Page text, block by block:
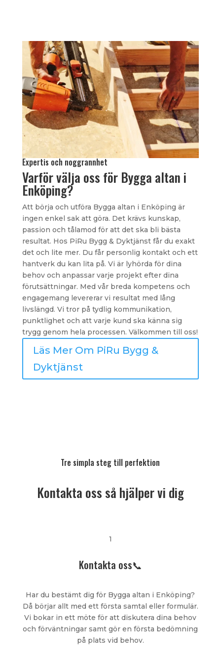
Expertis och noggrannhet
Varför välja oss för Bygga altan i
Enköping?
Att börja och utföra Bygga altan i Enköping är
ingen enkel sak att göra. Det krävs kunskap,
passion och tålamod för att det ska bli bästa
resultat. Hos PiRu Bygg & Dyktjänst får du exakt
det och lite mer. Du får personlig kontakt och ett
hantverk du kan lita på. Vi är lyhörda för dina
behov och anpassar varje projekt efter dina
förutsättningar. Med vår breda kompetens och
engagemang levererar vi resultat med lång
livslängd. Vi tror på tydlig kommunikation,
punktlighet och att varje kund ska känna sig
trygg genom hela processen. Välkommen till oss!
Läs Mer Om PiRu Bygg &
Dyktjänst
Tre simpla steg till perfektion
Kontakta oss så hjälper vi dig
1
Kontakta oss📞
Har du bestämt dig för Bygga altan i Enköping?
Då börjar allt med ett första samtal eller formulär.
Vi bokar in ett möte för att diskutera dina behov
och förväntningar samt gör en första bedömning
på plats vid behov.